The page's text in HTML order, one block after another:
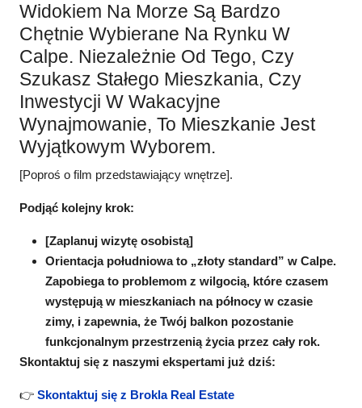
Widokiem Na Morze Są Bardzo
Chętnie Wybierane Na Rynku W
Calpe. Niezależnie Od Tego, Czy
Szukasz Stałego Mieszkania, Czy
Inwestycji W Wakacyjne
Wynajmowanie, To Mieszkanie Jest
Wyjątkowym Wyborem.
[Poproś o film przedstawiający wnętrze].
Podjąć kolejny krok:
[Zaplanuj wizytę osobistą]
Orientacja południowa to „złoty standard” w Calpe.
Zapobiega to problemom z wilgocią, które czasem
występują w mieszkaniach na północy w czasie
zimy, i zapewnia, że Twój balkon pozostanie
funkcjonalnym przestrzenią życia przez cały rok.
Skontaktuj się z naszymi ekspertami już dziś:
👉 Skontaktuj się z Brokla Real Estate